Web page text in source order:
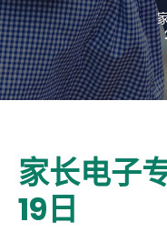
家长电子
19日